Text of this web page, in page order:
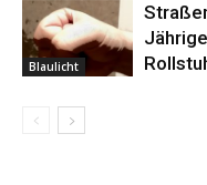
Blaulicht